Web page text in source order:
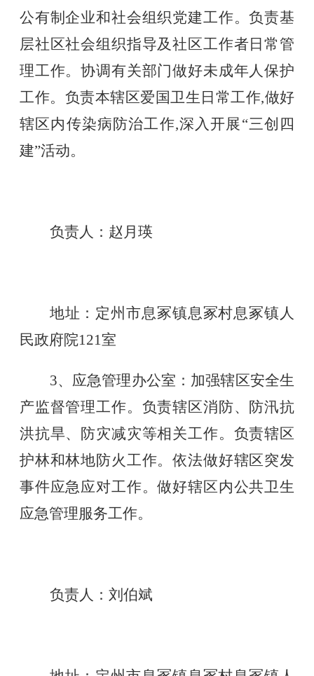
公有制企业和社会组织党建工作。负责基
层社区社会组织指导及社区工作者日常管
理工作。协调有关部门做好未成年人保护
工作。负责本辖区爱国卫生日常工作,做好
辖区内传染病防治工作,深入开展“三创四
建”活动。
负责人： 赵月瑛
地址：定州市息冢镇息冢村息冢镇人
民政府院121室
3、应急管理办公室：加强辖区安全生
产监督管理工作。负责辖区消防、防汛抗
洪抗旱、防灾减灾等相关工作。负责辖区
护林和林地防火工作。依法做好辖区突发
事件应急应对工作。做好辖区内公共卫生
应急管理服务工作。
负责人：刘伯斌